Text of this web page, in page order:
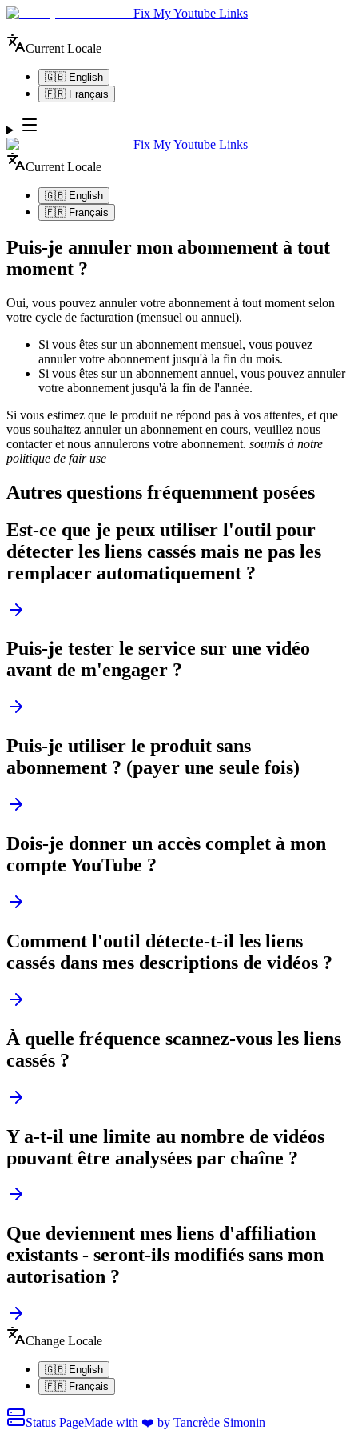
Fix My Youtube Links
Current Locale
🇬🇧 English
🇫🇷 Français
Fix My Youtube Links
Current Locale
🇬🇧 English
🇫🇷 Français
Puis-je annuler mon abonnement à tout
moment ?
Oui, vous pouvez annuler votre abonnement à tout moment selon
votre cycle de facturation (mensuel ou annuel).
Si vous êtes sur un abonnement mensuel, vous pouvez
annuler votre abonnement jusqu'à la fin du mois.
Si vous êtes sur un abonnement annuel, vous pouvez annuler
votre abonnement jusqu'à la fin de l'année.
Si vous estimez que le produit ne répond pas à vos attentes, et que
vous souhaitez annuler un abonnement en cours, veuillez nous
contacter et nous annulerons votre abonnement. soumis à notre
politique de fair use
Autres questions fréquemment posées
Est-ce que je peux utiliser l'outil pour
détecter les liens cassés mais ne pas les
remplacer automatiquement ?
Puis-je tester le service sur une vidéo
avant de m'engager ?
Puis-je utiliser le produit sans
abonnement ? (payer une seule fois)
Dois-je donner un accès complet à mon
compte YouTube ?
Comment l'outil détecte-t-il les liens
cassés dans mes descriptions de vidéos ?
À quelle fréquence scannez-vous les liens
cassés ?
Y a-t-il une limite au nombre de vidéos
pouvant être analysées par chaîne ?
Que deviennent mes liens d'affiliation
existants - seront-ils modifiés sans mon
autorisation ?
Change Locale
🇬🇧 English
🇫🇷 Français
Status PageMade with ❤️ by Tancrède Simonin